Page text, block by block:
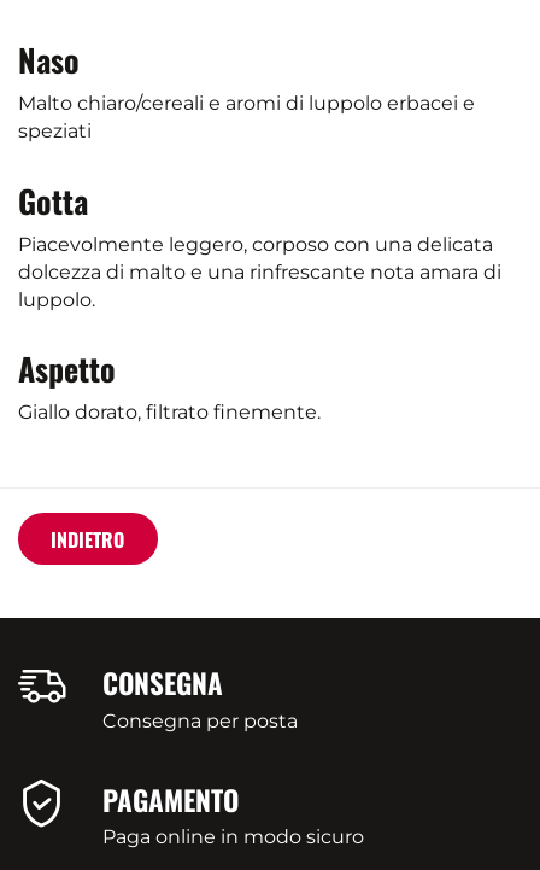
Naso
Malto chiaro/cereali e aromi di luppolo erbacei e
speziati
Gotta
Piacevolmente leggero, corposo con una delicata
dolcezza di malto e una rinfrescante nota amara di
luppolo.
Aspetto
Giallo dorato, filtrato finemente.
INDIETRO
CONSEGNA
Consegna per posta
PAGAMENTO
Paga online in modo sicuro